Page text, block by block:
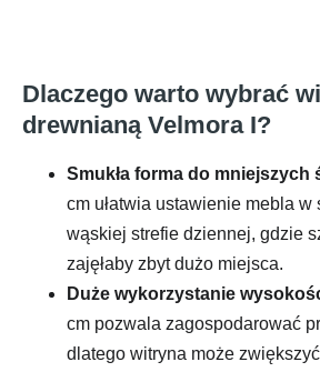
Dlaczego warto wybrać
drewnianą Velmora I?
Smukła forma do mniejszych
cm ułatwia ustawienie mebla
wąskiej strefie dziennej, gdzie
zajęłaby zbyt dużo miejsca.
Duże wykorzystanie
cm pozwala zagospodarować
dlatego witryna może